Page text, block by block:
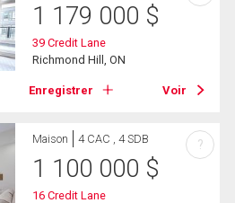
1 179 000 $
39 Credit Lane
Richmond Hill, ON
Enregistrer Voir
Maison 4 CAC , 4 SDB
1 100 000 $
16 Credit Lane
?